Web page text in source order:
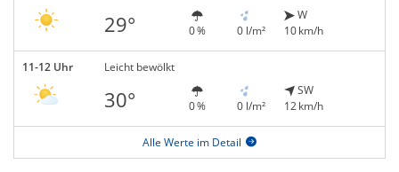
29° 0 % 0 l/m²
W
10 km/h
11-12 Uhr Leicht bewölkt
30° 0 % 0 l/m²
SW
12 km/h
Alle Werte im Detail